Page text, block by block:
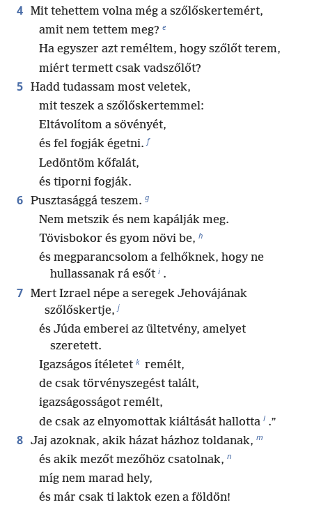
4 Mit tehettem volna még a szőlőskertemért,
amit nem tettem meg? e
Ha egyszer azt reméltem, hogy szőlőt terem,
miért termett csak vadszőlőt?
5 Hadd tudassam most veletek,
mit teszek a szőlőskertemmel:
Eltávolítom a sövényét,
és fel fogják égetni. f
Ledöntöm kőfalát,
és tiporni fogják.
6 Pusztasággá teszem. g
Nem metszik és nem kapálják meg.
Tövisbokor és gyom növi be, h
és megparancsolom a felhőknek, hogy ne
hullassanak rá esőt i .
7 Mert Izrael népe a seregek Jehovájának
szőlőskertje, j
és Júda emberei az ültetvény, amelyet
szeretett.
Igazságos ítéletet k remélt,
de csak törvényszegést talált,
igazságosságot remélt,
de csak az elnyomottak kiáltását hallotta l .”
8 Jaj azoknak, akik házat házhoz toldanak, m
és akik mezőt mezőhöz csatolnak, n
míg nem marad hely,
és már csak ti laktok ezen a földön!